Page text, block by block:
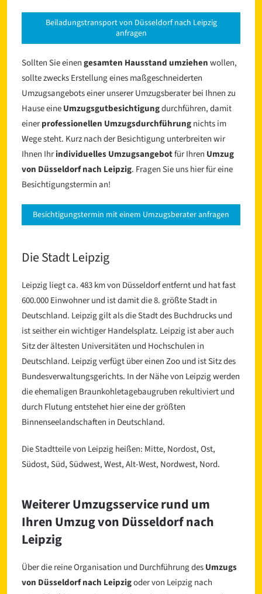
Beiladungstransport von Düsseldorf nach Leipzig
anfragen
Sollten Sie einengesamten Hausstand umziehenwollen,
sollte zwecks Erstellung eines maßgeschneiderten
Umzugsangebots einer unserer Umzugsberater bei Ihnen zu
Hause eineUmzugsgutbesichtigungdurchführen, damit
einerprofessionellen Umzugsdurchführungnichts im
Wege steht. Kurz nach der Besichtigung unterbreiten wir
Ihnen Ihrindividuelles Umzugsangebotfür Ihren Umzug
von Düsseldorf nach Leipzig. Fragen Sie uns hier für eine
Besichtigungstermin an!
Besichtigungstermin mit einem Umzugsberater anfragen
Die Stadt Leipzig
Leipzig liegt ca. 483 km von Düsseldorf entfernt und hat fast
600.000 Einwohner und ist damit die 8. größte Stadt in
Deutschland. Leipzig gilt als die Stadt des Buchdrucks und
ist seither ein wichtiger Handelsplatz. Leipzig ist aber auch
Sitz der ältesten Universitäten und Hochschulen in
Deutschland. Leipzig verfügt über einen Zoo und ist Sitz des
Bundesverwaltungsgerichts. In der Nähe von Leipzig werden
die ehemaligen Braunkohletagebaugruben rekultiviert und
durch Flutung entstehet hier eine der größten
Binnenseelandschaften in Deutschland.
Die Stadtteile von Leipzig heißen: Mitte, Nordost, Ost,
Südost, Süd, Südwest, West, Alt-West, Nordwest, Nord.
Weiterer Umzugsservice rund um
Ihren Umzug von Düsseldorf nach
Leipzig
Über die reine Organisation und Durchführung desUmzugs
von Düsseldorf nach Leipzigoder von Leipzig nach